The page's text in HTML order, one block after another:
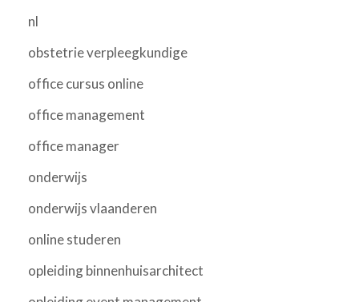
nl
obstetrie verpleegkundige
office cursus online
office management
office manager
onderwijs
onderwijs vlaanderen
online studeren
opleiding binnenhuisarchitect